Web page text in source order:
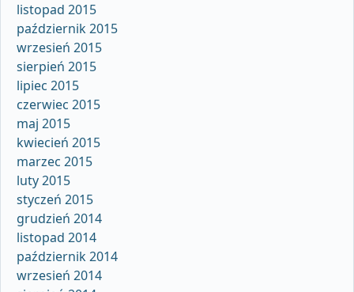
listopad 2015
październik 2015
wrzesień 2015
sierpień 2015
lipiec 2015
czerwiec 2015
maj 2015
kwiecień 2015
marzec 2015
luty 2015
styczeń 2015
grudzień 2014
listopad 2014
październik 2014
wrzesień 2014